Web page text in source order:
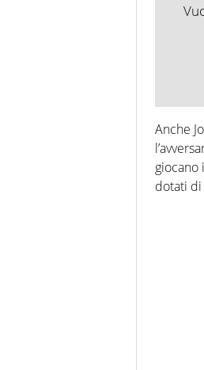
Anche
giocano
dotati di